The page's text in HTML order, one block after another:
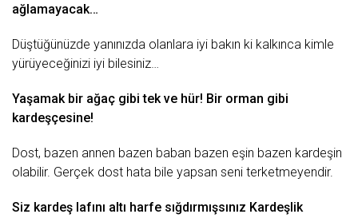
ağlamayacak…
Düştüğünüzde yanınızda olanlara iyi bakın ki kalkınca kimle
yürüyeceğinizi iyi bilesiniz…
Yaşamakbir ağaç gibi tek ve hür! Bir orman gibi
kardeşçesine!
Dost, bazen annen bazen baban bazen eşin bazen kardeşin
olabilir. Gerçek dost hata bile yapsan seni terketmeyendir.
Siz kardeş lafını altı harfe sığdırmışsınız Kardeşlik